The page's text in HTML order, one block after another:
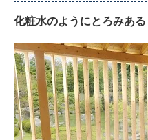
化粧水のようにとろみあ